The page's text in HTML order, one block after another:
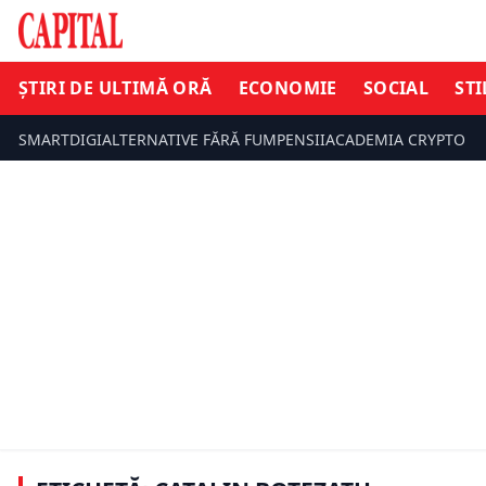
ȘTIRI DE ULTIMĂ ORĂ ECONOMIE SOCIAL
SMARTDIGIALTERNATIVE FĂRĂ FUMPENSIIACADEMIA CRYPTO
Cum poți arăta de milioane de